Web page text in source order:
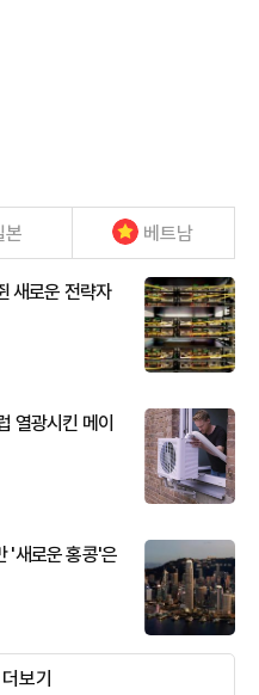
본 베트남
새로운 전략자
열광시킨 메이
'새로운 홍콩'은
더보기